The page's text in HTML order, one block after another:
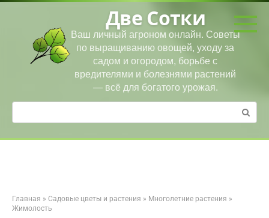
Перейти
Две Сотки
Ваш личный агроном онлайн. Советы
по выращиванию овощей, уходу за
садом и огородом, борьбе с
вредителями и болезнями растений
— всё для богатого урожая.
Поиск:
Главная » Садовые цветы и растения » Многолетние растения »
Жимолость